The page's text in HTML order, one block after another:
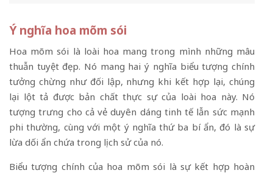
Ý nghĩa hoa mõm sói
Hoa mõm sói là loài hoa mang trong mình những mâu
thuẫn tuyệt đẹp. Nó mang hai ý nghĩa biểu tượng chính
tưởng chừng như đối lập, nhưng khi kết hợp lại, chúng
lại lột tả được bản chất thực sự của loài hoa này. Nó
tượng trưng cho cả vẻ duyên dáng tinh tế lẫn sức mạnh
phi thường, cùng với một ý nghĩa thứ ba bí ẩn, đó là sự
lừa dối ẩn chứa trong lịch sử của nó.
Biểu tượng chính của hoa mõm sói là sự kết hợp hoàn